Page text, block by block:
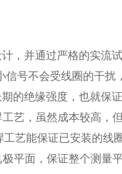
，并通过严格的实流
号不会受线圈的干扰
的绝缘强度，也就保
艺，虽然成本较高，
艺能保证已安装的线
平面，保证整个测量